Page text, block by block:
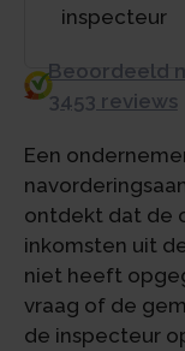
inspecteur
Beoordeeld
3453 reviews
Een
ontdekt dat de
inkomsten uit
niet heeft
vraag of de
de inspecteur